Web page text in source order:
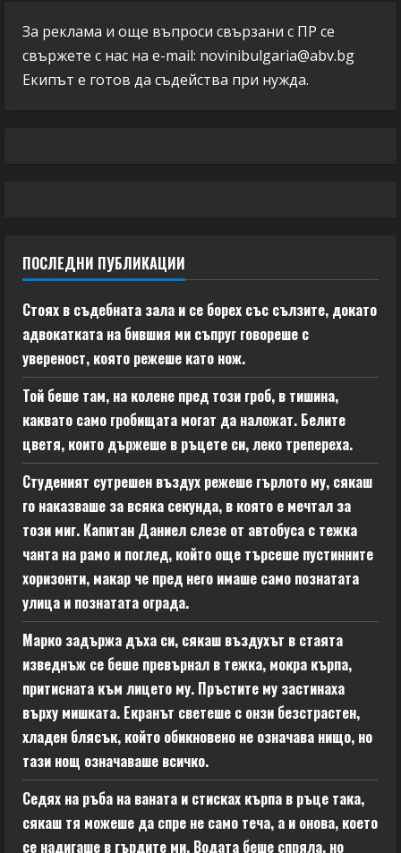
За реклама и още въпроси свързани с ПР се
свържете с нас на e-mail: novinibulgaria@abv.bg
Екипът е готов да съдейства при нужда.
ПОСЛЕДНИ ПУБЛИКАЦИИ
Стоях в съдебната зала и се борех със сълзите, докато
адвокатката на бившия ми съпруг говореше с
увереност, която режеше като нож.
Той беше там, на колене пред този гроб, в тишина,
каквато само гробищата могат да наложат. Белите
цветя, които държеше в ръцете си, леко трепереха.
Студеният сутрешен въздух режеше гърлото му, сякаш
го наказваше за всяка секунда, в която е мечтал за
този миг. Капитан Даниел слезе от автобуса с тежка
чанта на рамо и поглед, който още търсеше пустинните
хоризонти, макар че пред него имаше само познатата
улица и познатата ограда.
Марко задържа дъха си, сякаш въздухът в стаята
изведнъж се беше превърнал в тежка, мокра кърпа,
притисната към лицето му. Пръстите му застинаха
върху мишката. Екранът светеше с онзи безстрастен,
хладен блясък, който обикновено не означава нищо, но
тази нощ означаваше всичко.
Седях на ръба на ваната и стисках кърпа в ръце така,
сякаш тя можеше да спре не само теча, а и онова, което
се надигаше в гърдите ми. Водата беше спряла, но